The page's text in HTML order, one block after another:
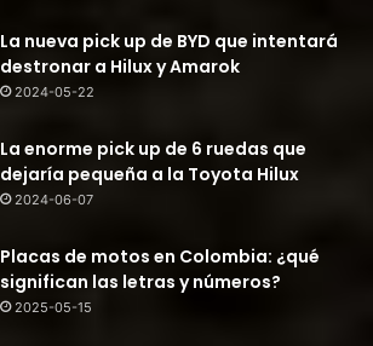
La nueva pick up de BYD que intentará
destronar a Hilux y Amarok
2024-05-22
La enorme pick up de 6 ruedas que
dejaría pequeña a la Toyota Hilux
2024-06-07
Placas de motos en Colombia: ¿qué
significan las letras y números?
2025-05-15